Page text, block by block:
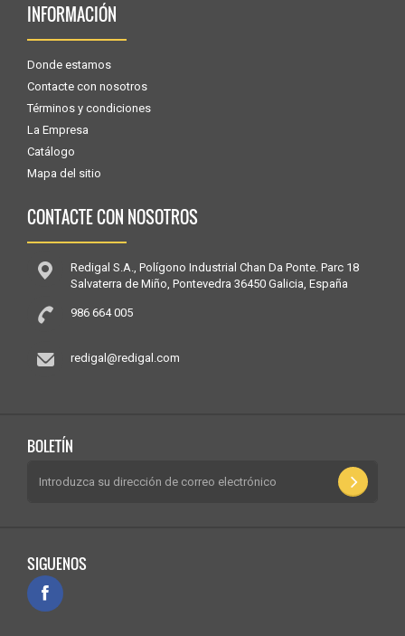
INFORMACIÓN
Donde estamos
Contacte con nosotros
Términos y condiciones
La Empresa
Catálogo
Mapa del sitio
CONTACTE CON NOSOTROS
Redigal S.A., Polígono Industrial Chan Da Ponte. Parc 18
Salvaterra de Miño, Pontevedra 36450 Galicia, España
986 664 005
redigal@redigal.com
BOLETÍN
SIGUENOS